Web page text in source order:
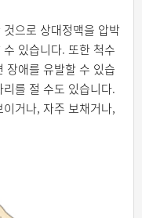
으로 상대정맥을 압박
있습니다. 또한 척수
장애를 유발할 수 있습
를 절 수도 있습니다.
거나, 자주 보채거나,